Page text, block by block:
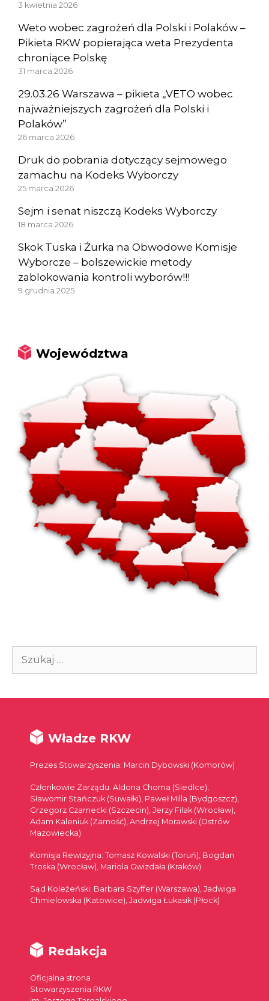
3 kwietnia 2026
Weto wobec zagrożeń dla Polski i Polaków –
Pikieta RKW popierająca weta Prezydenta
chroniące Polskę
31 marca 2026
29.03.26 Warszawa – pikieta „VETO wobec
najważniejszych zagrożeń dla Polski i
Polaków”
26 marca 2026
Druk do pobrania dotyczący sejmowego
zamachu na Kodeks Wyborczy
25 marca 2026
Sejm i senat niszczą Kodeks Wyborczy
18 marca 2026
Skok Tuska i Żurka na Obwodowe Komisje
Wyborcze – bolszewickie metody
zablokowania kontroli wyborów!!!
9 grudnia 2025
Województwa
Szukaj:
Władze RKW
Prezes Stowarzyszenia: Marcin Dybowski (Komorów)
Członkowie Zarządu: Aldona Choma (Siedlce),
Sławomir Stańczuk (Suwałki), Paweł Milla (Bydgoszcz),
Grzegorz Czarnecki (Szczecin), Jerzy Filak (Wrocław),
Adam Kaleniuk (Zamość), Andrzej Morawski (Ostrów
Mazowiecka)
Komisja Rewizyjna: Tomasz Kowalski (Toruń), Bogdan
Troska (Wrocław), Mariola Gwizdała (Kraków)
Sąd Koleżeński: Barbara Szyffer (Warszawa), Jadwiga
Chmielowska (Katowice), Jadwiga Łukasik (Płock)
Redakcja
Oficjalna strona
Stowarzyszenia RKW